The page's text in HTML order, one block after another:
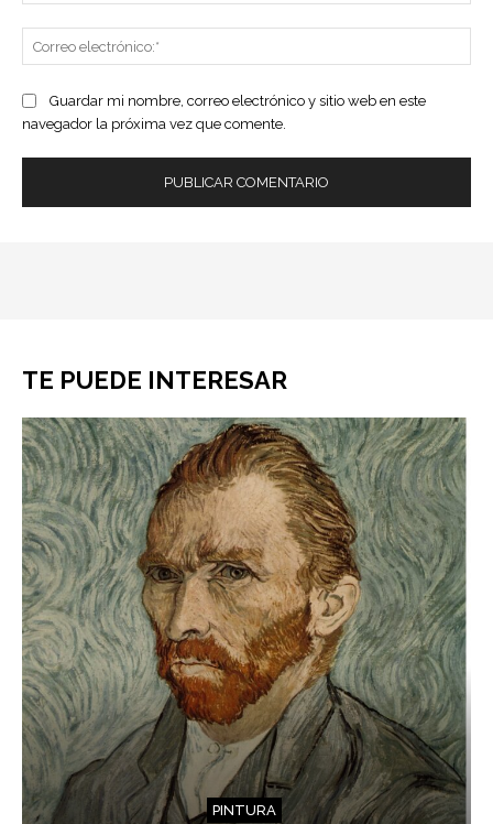
Guardar mi nombre, correo electrónico y sitio web en este
navegador la próxima vez que comente.
TE PUEDE INTERESAR
PINTURA